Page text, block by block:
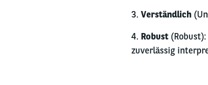
3. Verständlich
4. Robust(Robust):
zuverlässig